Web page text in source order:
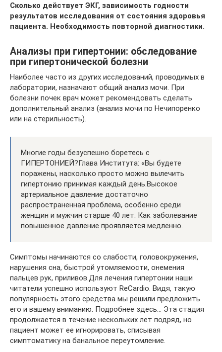
Сколько действует ЭКГ, зависимость годности
результатов исследования от состояния здоровья
пациента. Необходимость повторной диагностики.
Анализы при гипертонии: обследование
при гипертонической болезни
Наиболее часто из других исследований, проводимых в
лаборатории, назначают общий анализ мочи. При
болезни почек врач может рекомендовать сделать
дополнительный анализ (анализ мочи по Нечипоренко
или на стерильность).
Многие годы безуспешно боретесь с
ГИПЕРТОНИЕЙ?Глава Института: «Вы будете
поражены, насколько просто можно вылечить
гипертонию принимая каждый день.Высокое
артериальное давление достаточно
распространенная проблема, особенно среди
женщин и мужчин старше 40 лет. Как заболевание
повышенное давление проявляется медленно.
Симптомы начинаются со слабости, головокружения,
нарушения сна, быстрой утомляемости, онемения
пальцев рук, приливов.Для лечения гипертонии наши
читатели успешно используют ReCardio. Видя, такую
популярность этого средства мы решили предложить
его и вашему вниманию. Подробнее здесь… Эта стадия
продолжается в течение нескольких лет подряд, но
пациент может ее игнорировать, списывая
симптоматику на банальное переутомление.